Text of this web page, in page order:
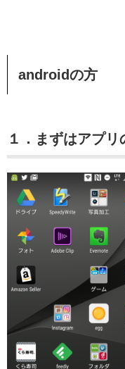
androidの方
１．まずはアプリ